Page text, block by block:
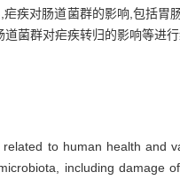
疾对肠道菌群的影响,包括胃
菌群对疟疾转归的影响等进
to human health and
including damage